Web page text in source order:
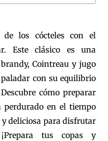
los cócteles con el
Este clásico es una
Cointreau y jugo
con su equilibrio
cómo preparar
perdurado en el tiempo
deliciosa para disfrutar
tus copas y